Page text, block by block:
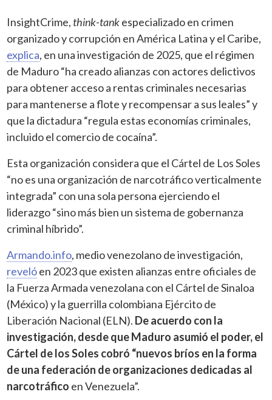
InsightCrime, think-tankespecializado en crimen
organizado y corrupción en América Latina y el Caribe,
explica, en una investigación de 2025, que el régimen
de Maduro “ha creado alianzas con actores delictivos
para obtener acceso a rentas criminales necesarias
para mantenerse a flote y recompensar a sus leales” y
que la dictadura “regula estas economías criminales,
incluido el comercio de cocaína”.
Esta organización considera que el Cártel de Los Soles
“no es una organización de narcotráfico verticalmente
integrada” con una sola persona ejerciendo el
liderazgo “sino más bien un sistema de gobernanza
criminal híbrido”.
Armando.info, medio venezolano de investigación,
revelóen 2023 que existen alianzas entre oficiales de
la Fuerza Armada venezolana con el Cártel de Sinaloa
(México) y la guerrilla colombiana Ejército de
Liberación Nacional (ELN). De acuerdo con la
investigación, desde que Maduro asumió el poder, el
Cártel de los Soles cobró “nuevos bríos en la forma
de una federación de organizaciones dedicadas al
narcotráfico en Venezuela”.